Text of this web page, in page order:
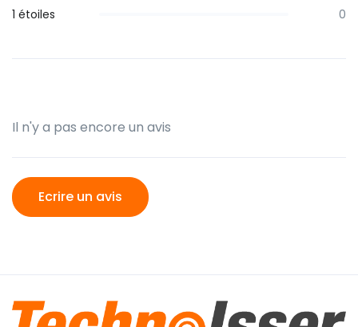
1 étoiles
0
Il n'y a pas encore un avis
Ecrire un avis